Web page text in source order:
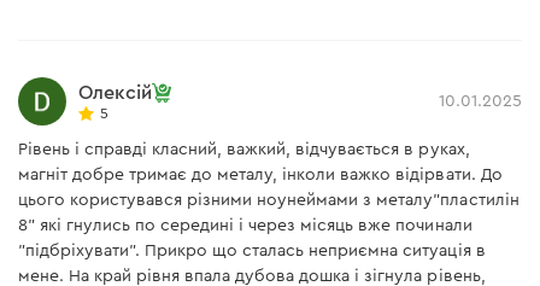
Олексій
5
10.01.2025
Рівень і справді класний, важкий, відчувається в руках,
магніт добре тримає до металу, інколи важко відірвати. До
цього користувався різними ноунеймами з металу"пластилін
8" які гнулись по середині і через місяць вже починали
"підбріхувати". Прикро що сталась неприємна ситуація в
мене. На край рівня впала дубова дошка і зігнула рівень,